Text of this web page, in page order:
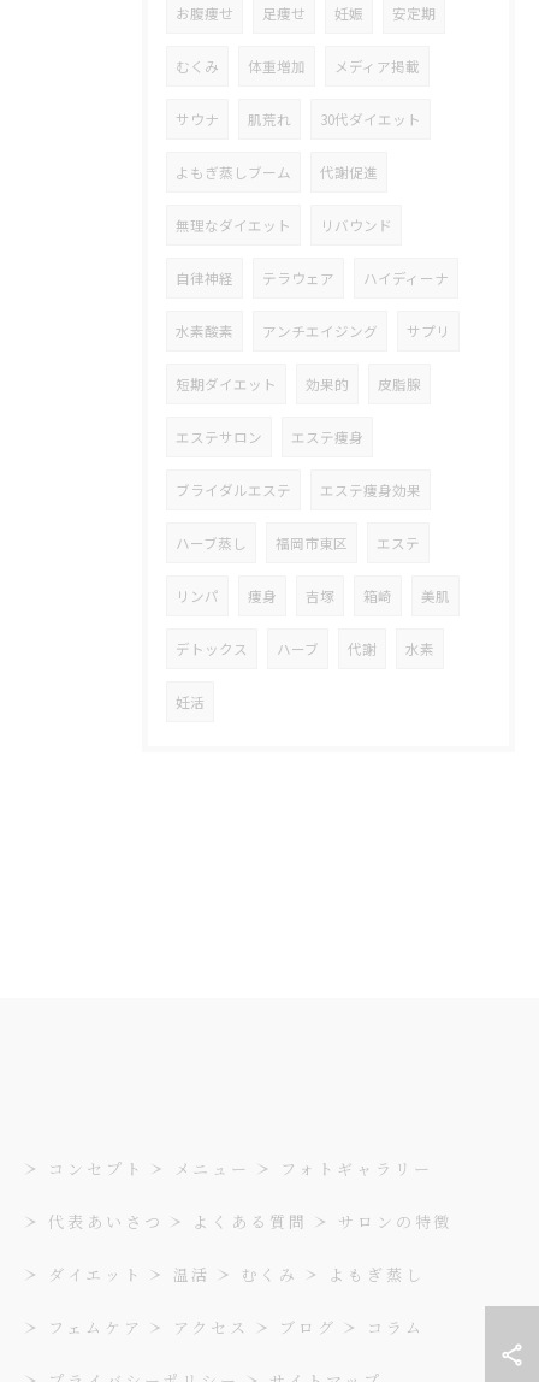
お腹痩せ 足痩せ 妊娠 安定期
むくみ 体重増加 メディア掲載
サウナ 肌荒れ 30代ダイエット
よもぎ蒸しブーム 代謝促進
無理なダイエット リバウンド
自律神経 テラウェア ハイディーナ
水素酸素 アンチエイジング サプリ
短期ダイエット 効果的 皮脂腺
エステサロン エステ痩身
ブライダルエステ エステ痩身効果
ハーブ蒸し 福岡市東区 エステ
リンパ 痩身 吉塚 箱崎 美肌
デトックス ハーブ 代謝 水素
妊活
コンセプト メニュー フォトギャラリー
代表あいさつ よくある質問 サロンの特徴
ダイエット 温活 むくみ よもぎ蒸し
フェムケア アクセス ブログ コラム